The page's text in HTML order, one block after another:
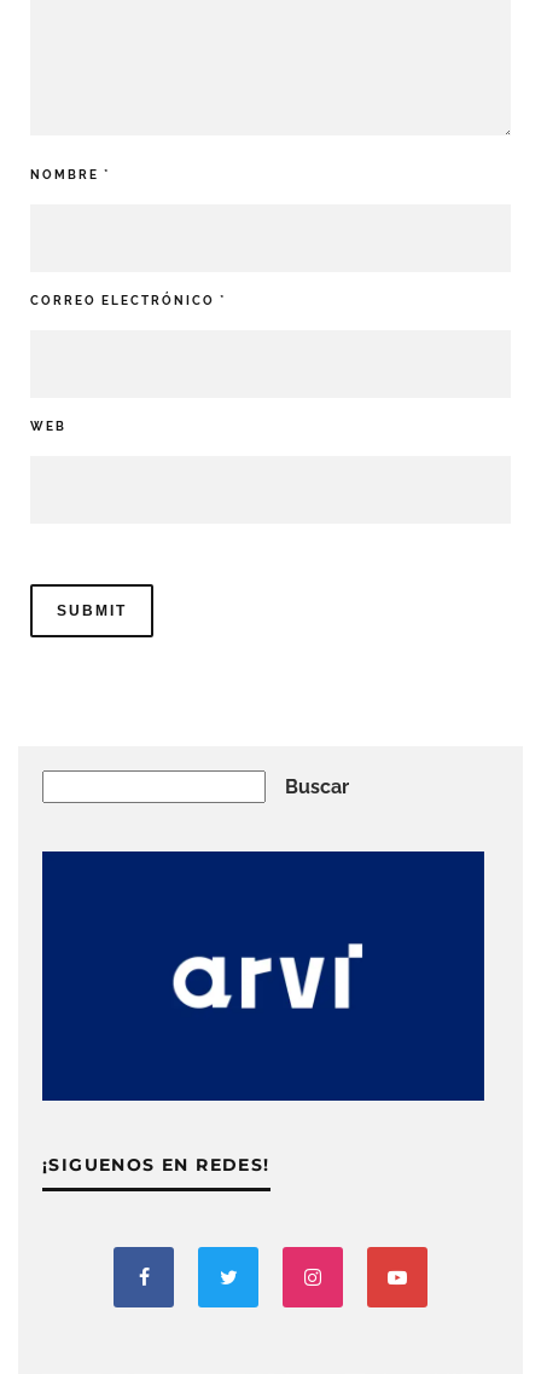
NOMBRE *
CORREO ELECTRÓNICO *
WEB
Buscar
¡SIGUENOS EN REDES!